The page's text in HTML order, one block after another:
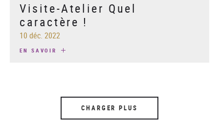
Visite-Atelier Quel
caractère !
10 déc. 2022
EN SAVOIR
CHARGER PLUS